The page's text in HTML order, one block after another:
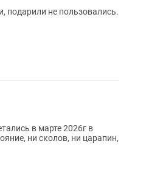
подарили не пользовались.
в марте 2026г в
ни сколов, ни царапин,